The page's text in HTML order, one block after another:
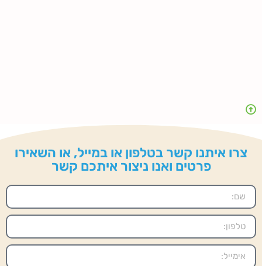
צרו איתנו קשר בטלפון או במייל, או השאירו
פרטים ואנו ניצור איתכם קשר